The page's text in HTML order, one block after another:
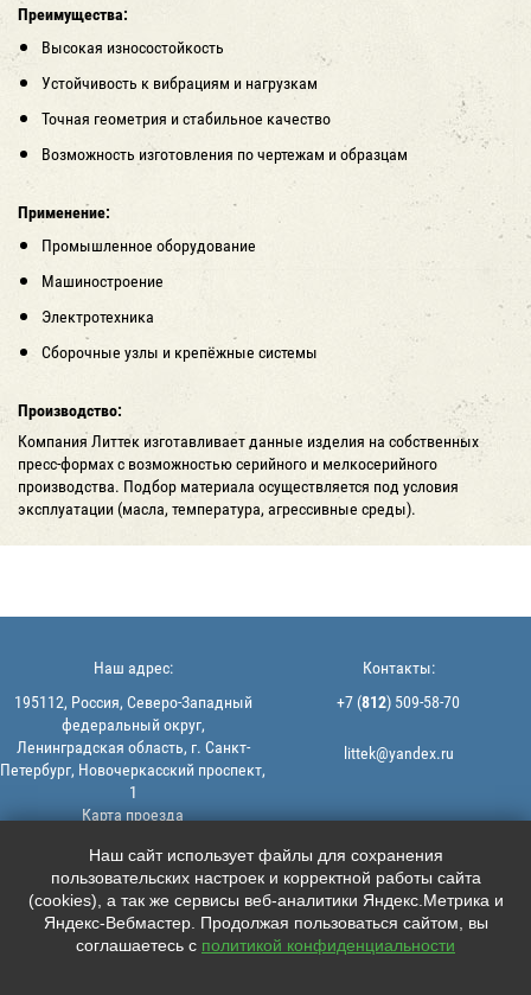
Преимущества:
Высокая износостойкость
Устойчивость к вибрациям и нагрузкам
Точная геометрия и стабильное качество
Возможность изготовления по чертежам и образцам
Применение:
Промышленное оборудование
Машиностроение
Электротехника
Сборочные узлы и крепёжные системы
Производство:
Компания Литтек изготавливает данные изделия на собственных
пресс-формах с возможностью серийного и мелкосерийного
производства. Подбор материала осуществляется под условия
эксплуатации (масла, температура, агрессивные среды).
© 2013-2026 | ООО "ЛИТТЕК" -
производство и продажа РТИ
ИНН: 7806523560 | ОГРН:
1147847126162
Политика конфиденциальности |
Пользовательское соглашение
Наш адрес:
195112, Россия, Северо-Западный
федеральный округ,
Ленинградская область, г. Санкт-
Петербург, Новочеркасский проспект,
1
Карта проезда
Контакты:
+7 (812) 509-58-70
littek@yandex.ru
Мы в соцсетях:
    
Наш сайт использует файлы для сохранения
пользовательских настроек и корректной работы сайта
(cookies), а так же сервисы веб-аналитики Яндекс.Метрика и
Яндекс-Вебмастер. Продолжая пользоваться сайтом, вы
соглашаетесь с политикой конфиденциальности